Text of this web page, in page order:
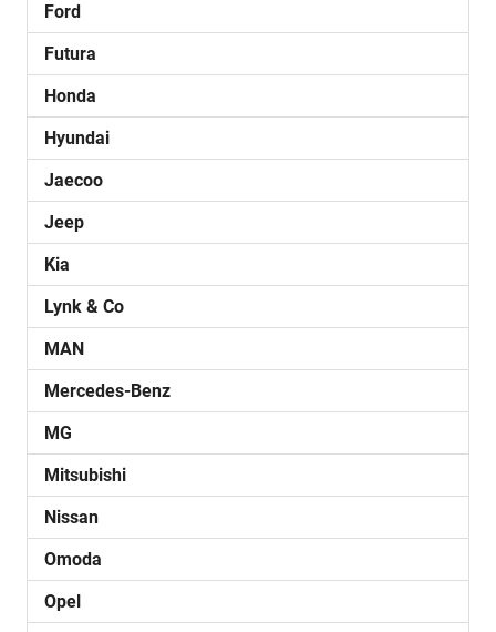
Ford
Futura
Honda
Hyundai
Jaecoo
Jeep
Kia
Lynk & Co
MAN
Mercedes-Benz
MG
Mitsubishi
Nissan
Omoda
Opel